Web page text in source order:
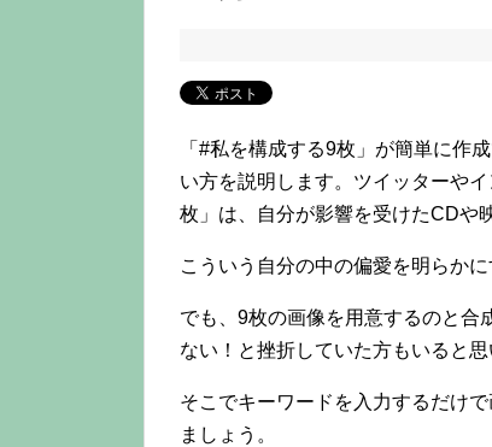
「#私を構成する9枚」が簡単に作
い方を説明します。 ツイッターや
枚」は、自分が影響を受けたCDや
こういう自分の中の偏愛を明らか
でも、9枚の画像を用意するのと合
ない！と挫折していた方もいると思
そこでキーワードを入力するだけ
ましょう。